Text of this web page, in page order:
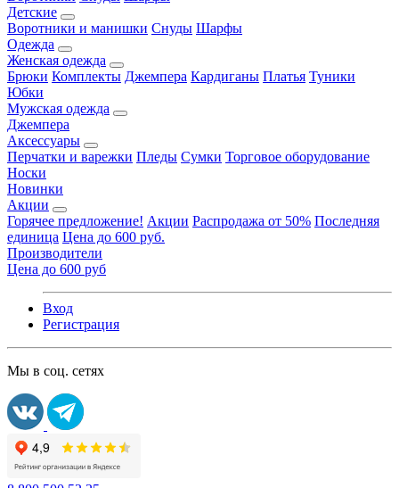
Детские
Воротники и манишки Снуды Шарфы
Одежда
Женская одежда
Брюки Комплекты Джемпера Кардиганы Платья Туники
Юбки
Мужская одежда
Джемпера
Аксессуары
Перчатки и варежки Пледы Сумки Торговое оборудование
Носки
Новинки
Акции
Горячее предложение! Акции Распродажа от 50% Последняя
единица Цена до 600 руб.
Производители
Цена до 600 руб
Вход
Регистрация
Мы в соц. сетях